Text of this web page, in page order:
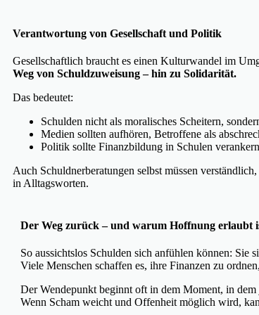
Verantwortung von Gesellschaft und Politik
Gesellschaftlich braucht es einen Kulturwandel im
Weg von Schuldzuweisung – hin zu Solidarität.
Das bedeutet:
Schulden nicht als moralisches Scheitern,
Medien sollten aufhören, Betroffene als
Politik sollte Finanzbildung in Schulen
Auch Schuldnerberatungen selbst müssen
in Alltagsworten.
Der Weg zurück – und warum Hoffnung erlaubt
So aussichtslos Schulden sich anfühlen können: Sie
Viele Menschen schaffen es, ihre Finanzen zu
Der Wendepunkt beginnt oft in dem Moment, in
Wenn Scham weicht und Offenheit möglich wird,